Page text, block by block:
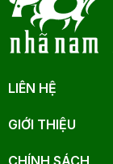
LIÊN HỆ
GIỚI THIỆU
CHÍNH SÁCH